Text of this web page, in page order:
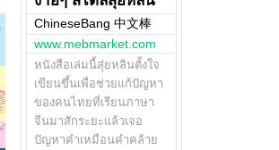
ChineseBang 中文棒
www.mebmarket.com
หนังสือเล่มนี้สุ่ยหลินตั้งใจ
เขียนขึ้นเพื่อช่วยแก้ปัญหา
ของคนไทยที่เรียนภาษา
จีนมาสักระยะแล้วเจอ
ปัญหาคำเหมือนคำคล้าย